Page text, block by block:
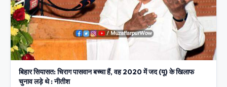
बिहार सियासत: चिराग पासवान बच्चा हैं, वह 2020 में जद (यू) के खिलाफ
चुनाव लड़े थे : नीतीश